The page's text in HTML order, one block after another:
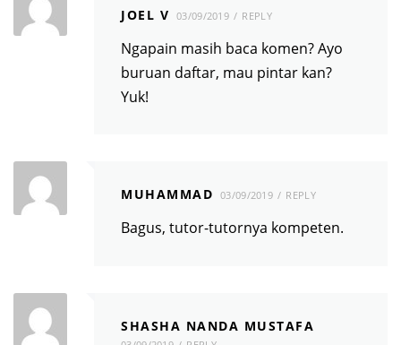
JOEL V 03/09/2019 REPLY
Ngapain masih baca komen? Ayo
buruan daftar, mau pintar kan?
Yuk!
MUHAMMAD 03/09/2019 REPLY
Bagus, tutor-tutornya kompeten.
SHASHA NANDA MUSTAFA